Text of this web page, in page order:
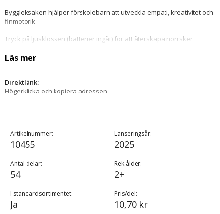
Byggleksaken hjälper förskolebarn att utveckla empati, kreativitet och
finmotorik
Tryck på ljusklossen (batterier ingår) för att återskapa norrsken
Detta palatsbyggset med 54 delar är 36 cm högt, 56 cm brett och 21 cm
Läs mer
Direktlänk:
Högerklicka och kopiera adressen
Artikelnummer:
10455
Lanseringsår:
2025
Antal delar:
54
Rek.ålder:
2+
I standardsortimentet:
Ja
Pris/del:
10,70 kr